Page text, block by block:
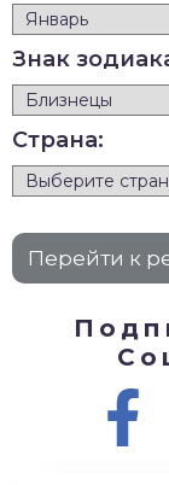
Знак
Страна: